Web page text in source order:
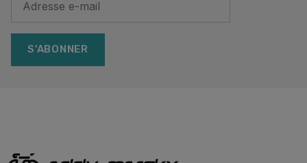
S'ABONNER